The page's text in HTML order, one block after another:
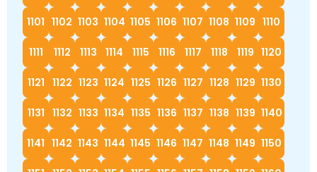
1101 1102 1103 1104 1105 1106 1107 1108 1109 1110
1111 1112 1113 1114 1115 1116 1117 1118 1119 1120
1121 1122 1123 1124 1125 1126 1127 1128 1129 1130
1131 1132 1133 1134 1135 1136 1137 1138 1139 1140
1141 1142 1143 1144 1145 1146 1147 1148 1149 1150